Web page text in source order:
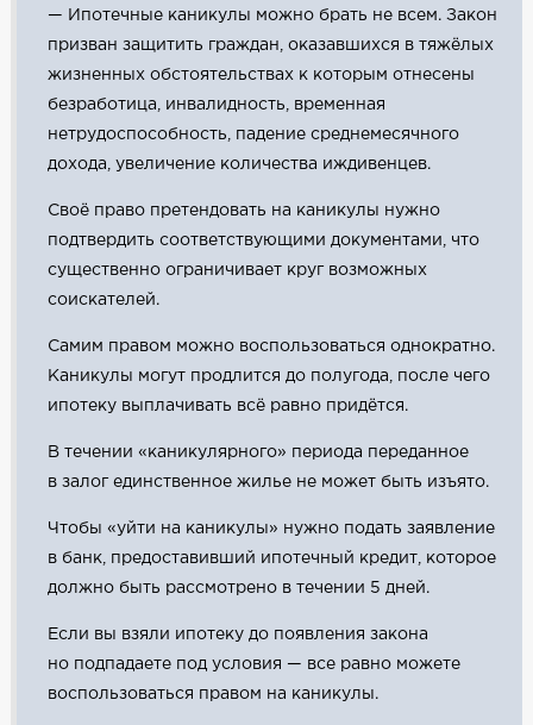
— Ипотечные каникулы можно брать не всем. Закон
призван защитить граждан, оказавшихся в тяжёлых
жизненных обстоятельствах к которым отнесены
безработица, инвалидность, временная
нетрудоспособность, падение среднемесячного
дохода, увеличение количества иждивенцев.
Своё право претендовать на каникулы нужно
подтвердить соответствующими документами, что
существенно ограничивает круг возможных
соискателей.
Самим правом можно воспользоваться однократно.
Каникулы могут продлится до полугода, после чего
ипотеку выплачивать всё равно придётся.
В течении «каникулярного» периода переданное
в залог единственное жилье не может быть изъято.
Чтобы «уйти на каникулы» нужно подать заявление
в банк, предоставивший ипотечный кредит, которое
должно быть рассмотрено в течении 5 дней.
Если вы взяли ипотеку до появления закона
но подпадаете под условия — все равно можете
воспользоваться правом на каникулы.